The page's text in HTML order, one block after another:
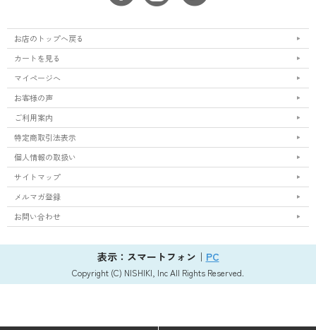
お店のトップへ戻る
カートを見る
マイページへ
お客様の声
ご利用案内
特定商取引法表示
個人情報の取扱い
サイトマップ
メルマガ登録
お問い合わせ
表示：スマートフォン｜ PC
Copyright (C) NISHIKI, Inc All Rights Reserved.